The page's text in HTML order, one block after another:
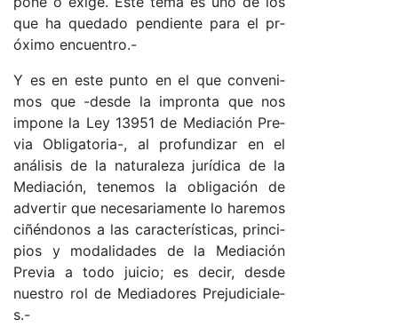
que ha que­da­do pen­dien­te pa­ra el pr­
óxi­mo en­cuen­tro­.-
Y es en es­te pun­to en el que con­ve­ni­
mos que -des­de la im­pron­ta que nos
im­po­ne la Ley 13951 de Me­dia­ción Pre­
via Obli­ga­to­ria-, al pro­fun­di­zar en el
aná­li­sis de la na­tu­ra­le­za ju­rí­di­ca de la
Me­dia­ció­n, te­ne­mos la obli­ga­ción de
ad­ver­tir que ne­ce­sa­ria­men­te lo ha­re­mos
ci­ñén­do­nos a las ca­rac­te­rís­ti­ca­s, prin­ci­
pios y mo­da­li­da­des de la Me­dia­ción
Pre­via a to­do jui­cio; es de­ci­r, des­de
nues­tro rol de Me­dia­do­res Pre­ju­di­cia­le­
s.-